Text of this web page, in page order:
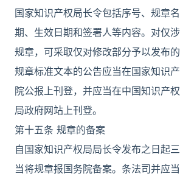
国家知识产权局长令包括序号、规章
期、生效日期和签署人等内容。对仅
规章，可采取仅对修改部分予以发布的
规章标准文本的公告应当在国家知识
院公报上刊登，并应当在中国知识产
局政府网站上刊登。
第十五条 规章的备案
自国家知识产权局局长令发布之日起
当将规章报国务院备案。条法司并应